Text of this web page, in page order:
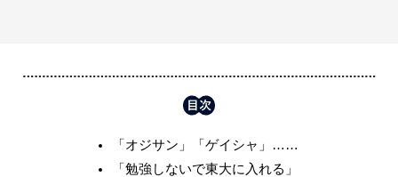
「オジサン」「ゲイシャ」……
「勉強しないで東大に入れる」